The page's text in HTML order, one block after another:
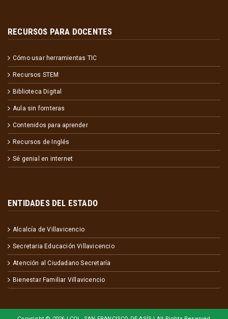
RECURSOS PARA DOCENTES
Cómo usar herramientas TIC
Recursos STEM
Biblioteca Digital
Aula sin fornteras
Contenidos para aprender
Recursos de Inglés
Sé genial en internet
ENTIDADES DEL ESTADO
Alcalcía de Villavicencio
Secretaria Educación Villavicencio
Atención al Ciudadano Secretaría
Bienestar Familiar Villavicencio